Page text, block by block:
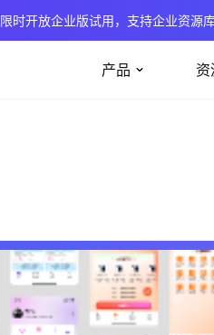
限时开放企业版试用，支持企业资源
产品 资